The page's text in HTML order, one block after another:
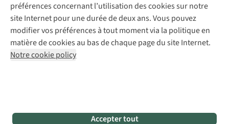
préférences concernant l’utilisation des cookies sur notre
site Internet pour une durée de deux ans. Vous pouvez
modifier vos préférences à tout moment via la politique en
matière de cookies au bas de chaque page du site Internet.
Notre cookie policy
Accepter tout
Mentions légales
Politique de confidentialité
Conditions générales
Cookie Policy